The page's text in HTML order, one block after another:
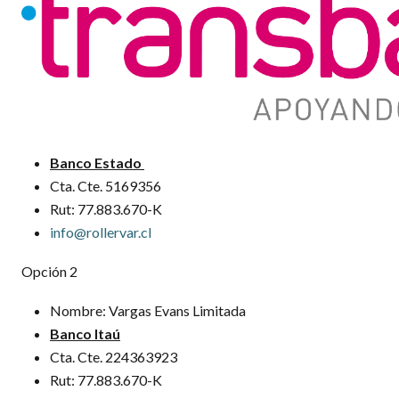
Banco Estado
Cta. Cte. 5169356
Rut: 77.883.670-K
info@rollervar.cl
Opción 2
Nombre: Vargas Evans Limitada
Banco Itaú
Cta. Cte. 224363923
Rut: 77.883.670-K